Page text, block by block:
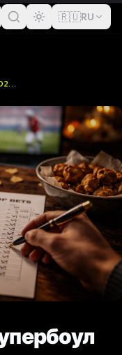
🇷🇺RU
Лист ставок на Супербоул 2026: Бесплатные печатные пропы